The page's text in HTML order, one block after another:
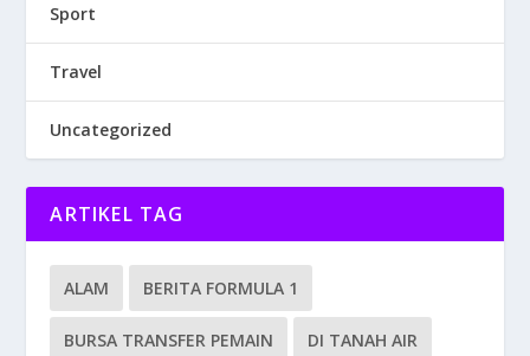
Sport
Travel
Uncategorized
ARTIKEL TAG
ALAM BERITA FORMULA 1
BURSA TRANSFER PEMAIN DI TANAH AIR